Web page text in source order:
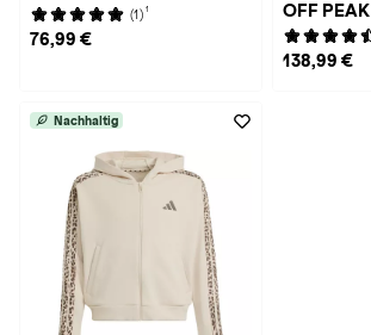
(1) 1
76,99 €
OFF PEAK
138,99 €
Nachhaltig